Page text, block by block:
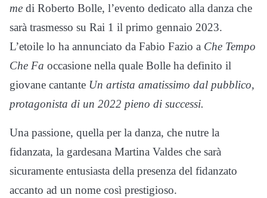
me di Roberto Bolle, l’evento dedicato alla danza che
sarà trasmesso su Rai 1 il primo gennaio 2023.
L’etoile lo ha annunciato da Fabio Fazio a Che Tempo
Che Fa occasione nella quale Bolle ha definito il
giovane cantante Un artista amatissimo dal pubblico,
protagonista di un 2022 pieno di successi.
Una passione, quella per la danza, che nutre la
fidanzata, la gardesana Martina Valdes che sarà
sicuramente entusiasta della presenza del fidanzato
accanto ad un nome così prestigioso.